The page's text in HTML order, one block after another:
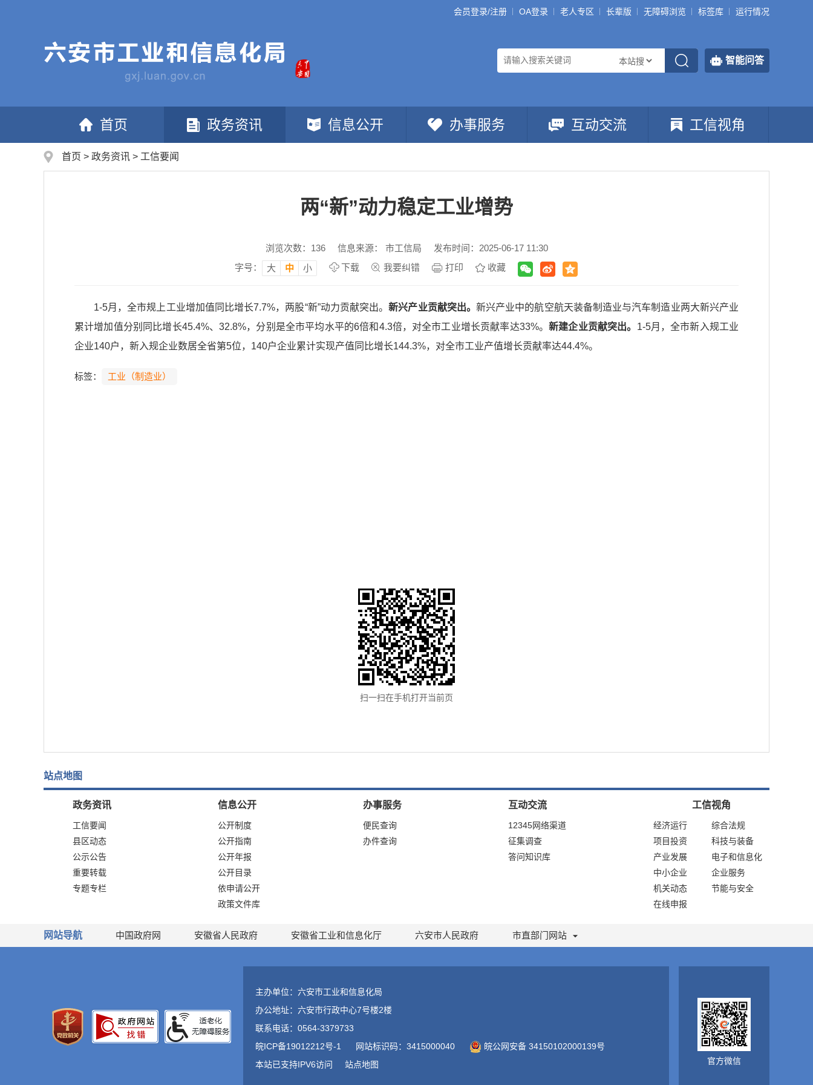
会员登录/注册 OA登录 老人专区 长辈版 无障碍浏览 标签库 运行情况
智能问答
首页 政务资讯 信息公开 办事服务 互动交流 工信视角
首页 > 政务资讯 > 工信要闻
两“新”动力稳定工业增势
浏览次数： 136 信息来源： 市工信局
发布时间：2025-06-17 11:30
字号：
大 中 小 下载 我要纠错 打印 收藏
1-5月，全市规上工业增加值同比增长7.7%，两股“新”动力贡献突出。新兴产业贡献突出。新兴产业中的航空航天装备制造业与汽车制造业两大新兴产业
累计增加值分别同比增长45.4%、32.8%，分别是全市平均水平的6倍和4.3倍，对全市工业增长贡献率达33%。新建企业贡献突出。 1-5月，全市新入规工业
企业140户，新入规企业数居全省第5位，140户企业累计实现产值同比增长144.3%，对全市工业产值增长贡献率达44.4%。
标签： 工业（制造业）
扫一扫在手机打开当前页
站点地图
政务资讯
工信要闻
县区动态
公示公告
重要转载
专题专栏
信息公开
公开制度
公开指南
公开年报
公开目录
依申请公开
政策文件库
办事服务
便民查询
办件查询
互动交流
12345网络渠道
征集调查
答问知识库
工信视角
经济运行
综合法规
项目投资
科技与装备
产业发展
电子和信息化
中小企业
企业服务
机关动态
节能与安全
在线申报
网站导航 中国政府网 安徽省人民政府 安徽省工业和信息化厅 六安市人民政府 市直部门网站
主办单位：六安市工业和信息化局
办公地址：六安市行政中心7号楼2楼
联系电话：0564-3379733
皖ICP备19012212号-1
网站标识码：3415000040
皖公网安备 34150102000139号
本站已支持IPV6访问
站点地图 官方微信